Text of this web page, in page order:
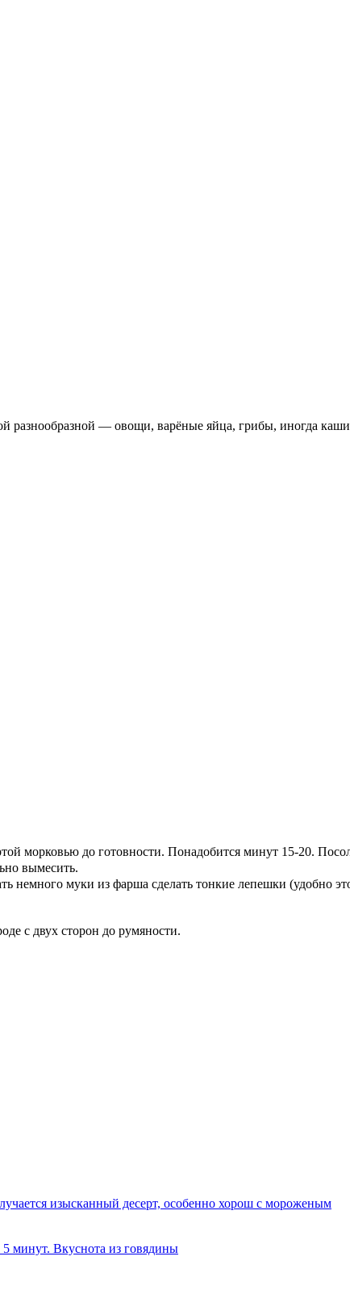
разнообразной — овощи, варёные яйца, грибы, иногда
морковью до готовности. Понадобится минут 15-20.
вымесить.
немного муки из фарша сделать тонкие лепешки (удобно
с двух сторон до румяности.
изысканный десерт, особенно хорош с мороженым
5 минут. Вкуснота из говядины